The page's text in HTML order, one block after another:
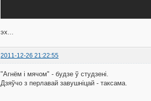
эх...
2011-12-26 21:22:55
"Агнём і мячом" - будзе ў студзені.
Дзяўчо з перлавай завушніцай - таксама.